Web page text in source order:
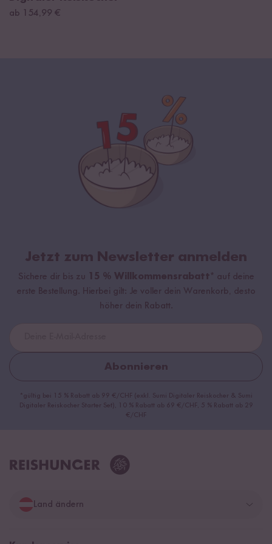
ab 154,99 €
Jetzt zum Newsletter anmelden
Sichere dir bis zu 15 % Willkommensrabatt* auf deine
erste Bestellung. Hierbei gilt: Je voller dein Warenkorb, desto
höher dein Rabatt.
Abonnieren
*gültig bei 15 % Rabatt ab 99 €/CHF (exkl. Sumi Digitaler Reiskocher & Sumi
Digitaler Reiskocher Starter Set), 10 % Rabatt ab 69 €/CHF, 5 % Rabatt ab 29
€/CHF
Land ändern
Deutschland